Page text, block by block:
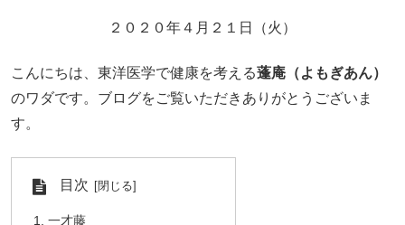
２０２０年４月２１日（火）
こんにちは、東洋医学で健康を考える蓬庵（よもぎあん）
のワダです。ブログをご覧いただきありがとうございま
す。
目次
一才藤